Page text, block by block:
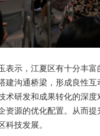
示，江夏区有十分丰富
建沟通桥梁，形成良性
术研发和成果转化的深
资源的优化配置。从而
技发展。